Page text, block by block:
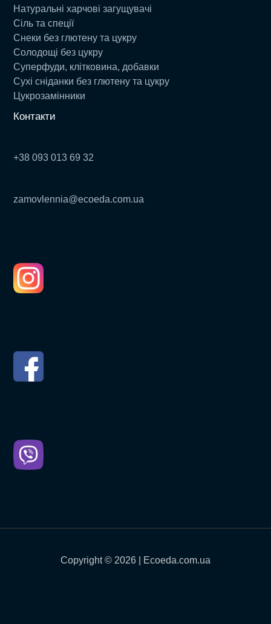
Натуральні харчові загущувачі
Сіль та спеції
Снеки без глютену та цукру
Солодощі без цукру
Суперфуди, клітковина, добавки
Сухі сніданки без глютену та цукру
Цукрозамінники
Контакти
+38 093 013 69 32
zamovlennia@ecoeda.com.ua
Copyright © 2026 | Ecoeda.com.ua